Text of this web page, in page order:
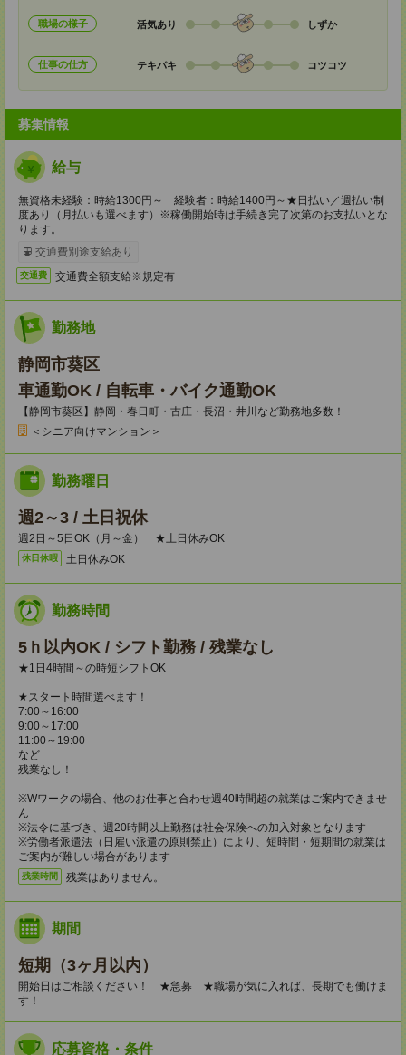
職場の様子 活気あり しずか
仕事の仕方 テキパキ コツコツ
募集情報
給与
無資格未経験：時給1300円～ 経験者：時給1400円～★日払い／週払い制
度あり（月払いも選べます）※稼働開始時は手続き完了次第のお支払いとな
ります。
交通費別途支給あり
交通費 交通費全額支給※規定有
勤務地
静岡市葵区
車通勤OK / 自転車・バイク通勤OK
【静岡市葵区】静岡・春日町・古庄・長沼・井川など勤務地多数！
＜シニア向けマンション＞
勤務曜日
週2～3 / 土日祝休
週2日～5日OK（月～金） ★土日休みOK
休日休暇 土日休みOK
勤務時間
5ｈ以内OK / シフト勤務 / 残業なし
★1日4時間～の時短シフトOK
★スタート時間選べます！
7:00～16:00
9:00～17:00
11:00～19:00
など
残業なし！
※Wワークの場合、他のお仕事と合わせ週40時間超の就業はご案内できませ
ん
※法令に基づき、週20時間以上勤務は社会保険への加入対象となります
※労働者派遣法（日雇い派遣の原則禁止）により、短時間・短期間の就業は
ご案内が難しい場合があります
残業時間 残業はありません。
期間
短期（3ヶ月以内）
開始日はご相談ください！ ★急募 ★職場が気に入れば、長期でも働けま
す！
応募資格・条件